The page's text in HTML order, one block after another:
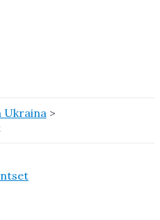
Ukraina